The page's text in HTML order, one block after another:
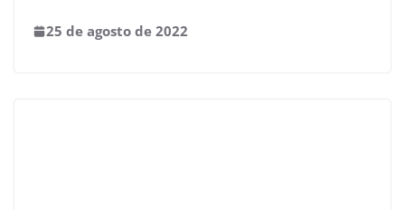
25 de agosto de 2022